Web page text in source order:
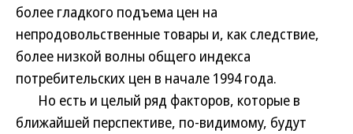
более гладкого подъема цен на
непродовольственные товары и, как следствие,
более низкой волны общего индекса
потребительских цен в начале 1994 года.
Но есть и целый ряд факторов, которые в
ближайшей перспективе, по-видимому, будут